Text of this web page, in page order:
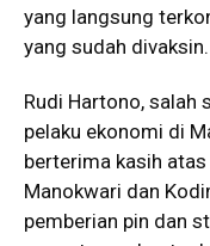
yang langsung
yang sudah divaksin.
Rudi Hartono, salah
pelaku ekonomi di
berterima kasih
Manokwari dan
pemberian pin dan